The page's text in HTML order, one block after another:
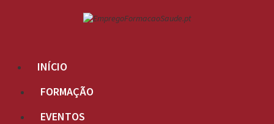
INÍCIO
FORMAÇÃO
EVENTOS